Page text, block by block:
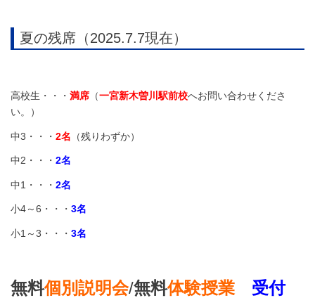
夏の残席（2025.7.7現在）
高校生・・・ 満席 （一宮新木曽川駅前校へお問い合わせくださ
い。）
中3・・・ 2名 （残りわずか）
中2・・・ 2名
中1・・・ 2名
小4～6・・・ 3名
小1～3・・・ 3名
無料個別説明会/無料体験授業
受付